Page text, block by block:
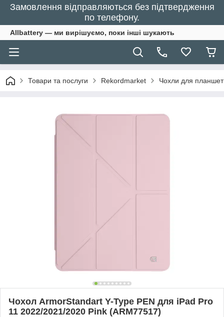
Замовлення відправляються без підтвердження
по телефону.
Allbattery — ми вирішуємо, поки інші шукають
Товари та послуги Rekordmarket Чохли для
Чохол ArmorStandart Y-Type PEN для iPad Pro
11 2022/2021/2020 Pink (ARM77517)